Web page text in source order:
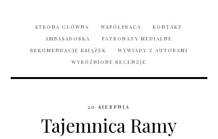
STRONA GŁÓWNA WSPÓŁPRACA
KONTAKT
AMBASADORKA
PATRONATY MEDIALNE
REKOMENDACJE KSIĄŻEK
WYWIADY Z AUTORAMI
WYRÓŻNIONE RECENZJE
20 SIERPNIA
Tajemnica Ramy